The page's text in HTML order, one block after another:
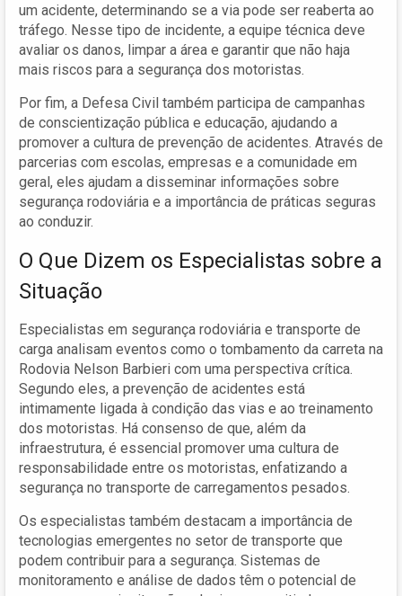
um acidente, determinando se a via pode ser reaberta ao
tráfego. Nesse tipo de incidente, a equipe técnica deve
avaliar os danos, limpar a área e garantir que não haja
mais riscos para a segurança dos motoristas.
Por fim, a Defesa Civil também participa de campanhas
de conscientização pública e educação, ajudando a
promover a cultura de prevenção de acidentes. Através de
parcerias com escolas, empresas e a comunidade em
geral, eles ajudam a disseminar informações sobre
segurança rodoviária e a importância de práticas seguras
ao conduzir.
O Que Dizem os Especialistas sobre a
Situação
Especialistas em segurança rodoviária e transporte de
carga analisam eventos como o tombamento da carreta na
Rodovia Nelson Barbieri com uma perspectiva crítica.
Segundo eles, a prevenção de acidentes está
intimamente ligada à condição das vias e ao treinamento
dos motoristas. Há consenso de que, além da
infraestrutura, é essencial promover uma cultura de
responsabilidade entre os motoristas, enfatizando a
segurança no transporte de carregamentos pesados.
Os especialistas também destacam a importância de
tecnologias emergentes no setor de transporte que
podem contribuir para a segurança. Sistemas de
monitoramento e análise de dados têm o potencial de